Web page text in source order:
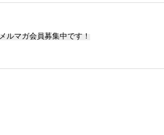
メルマガ会員募集中です！